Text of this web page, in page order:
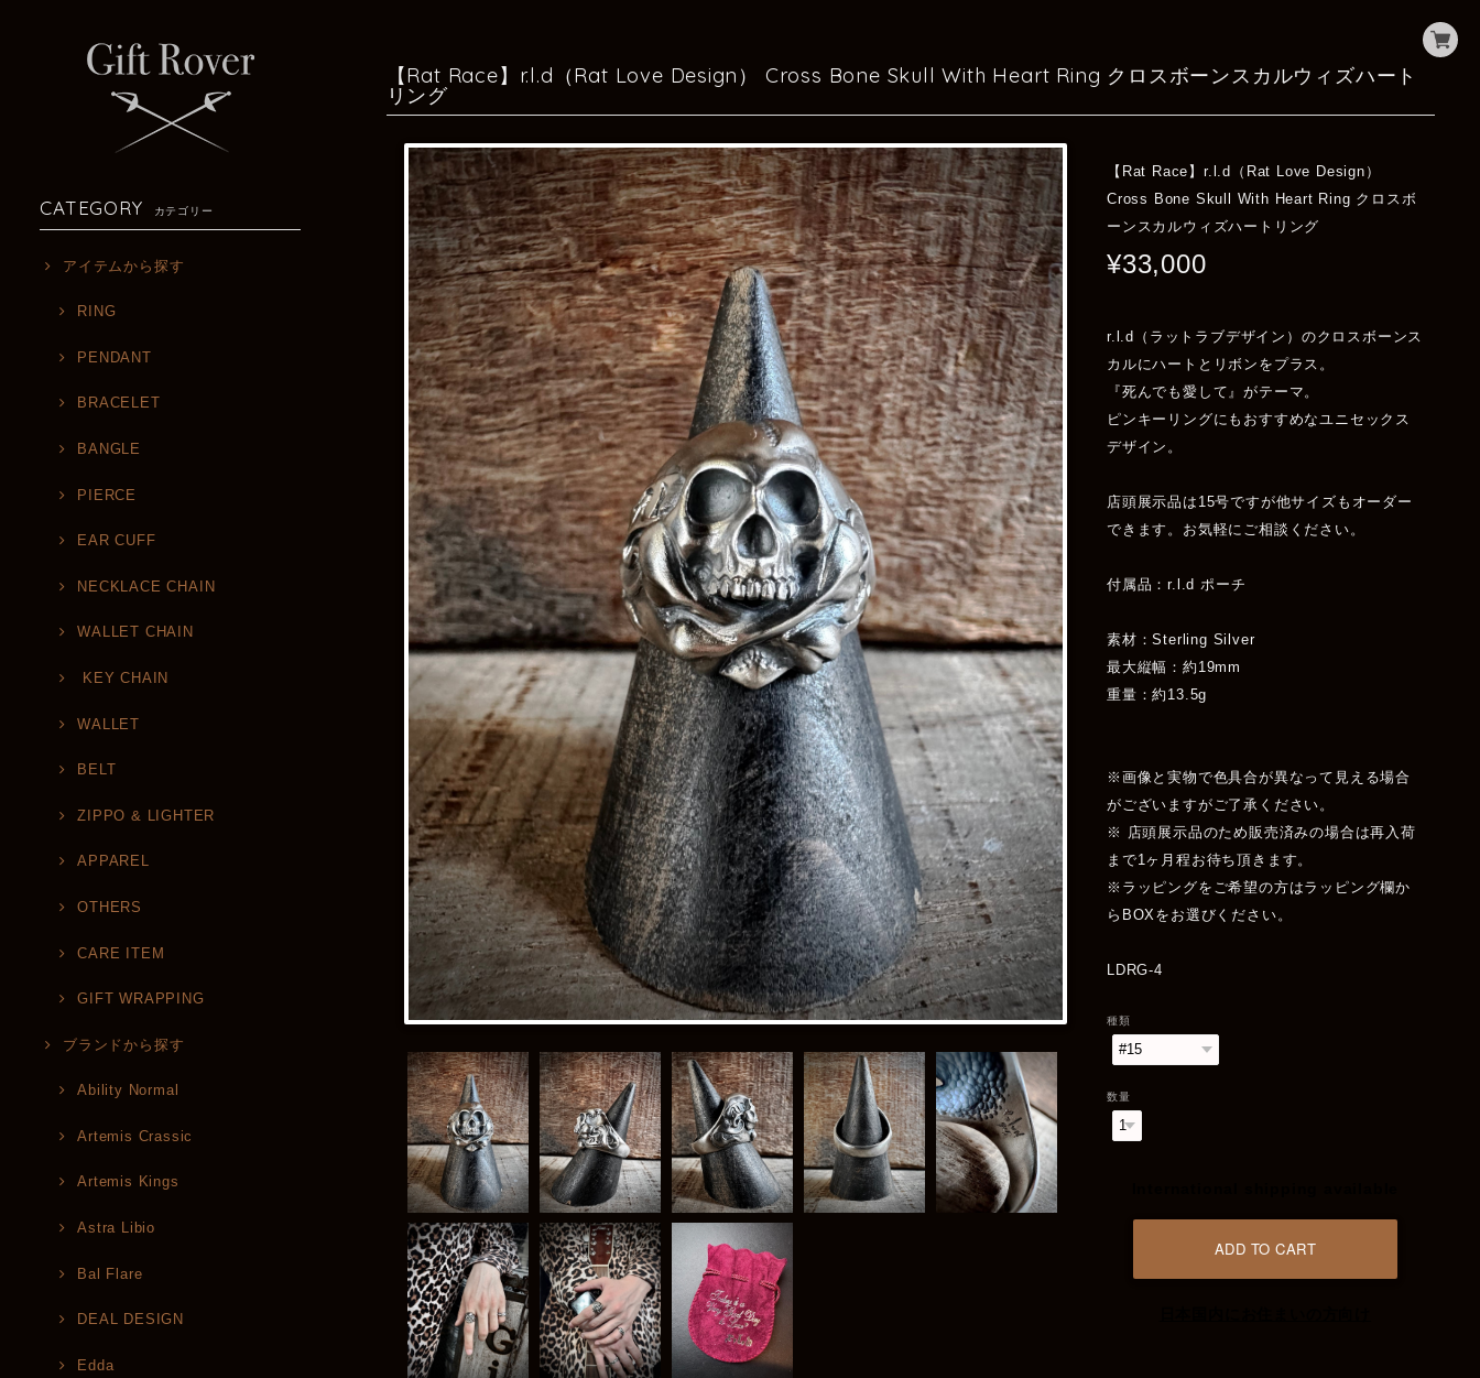
CATEGORY カテゴリー
アイテムから探す
RING
PENDANT
BRACELET
BANGLE
PIERCE
EAR CUFF
NECKLACE CHAIN
WALLET CHAIN
KEY CHAIN
WALLET
BELT
ZIPPO & LIGHTER
APPAREL
OTHERS
CARE ITEM
GIFT WRAPPING
ブランドから探す
Ability Normal
Artemis Crassic
Artemis Kings
Astra Libio
Bal Flare
DEAL DESIGN
Edda
【Rat Race】r.l.d（Rat Love Design） Cross Bone Skull With Heart Ring クロスボーンスカルウィズハート
リング
【Rat Race】r.l.d（Rat Love Design）
Cross Bone Skull With Heart Ring クロスボ
ーンスカルウィズハートリング
¥33,000
r.l.d（ラットラブデザイン）のクロスボーンス
カルにハートとリボンをプラス。
『死んでも愛して』がテーマ。
ピンキーリングにもおすすめなユニセックス
デザイン。
店頭展示品は15号ですが他サイズもオーダー
できます。お気軽にご相談ください。
付属品：r.l.d ポーチ
素材：Sterling Silver
最大縦幅：約19mm
重量：約13.5g
※画像と実物で色具合が異なって見える場合
がございますがご了承ください。
※ 店頭展示品のため販売済みの場合は再入荷
まで1ヶ月程お待ち頂きます。
※ラッピングをご希望の方はラッピング欄か
らBOXをお選びください。
LDRG-4
種類
数量
ADD TO CART